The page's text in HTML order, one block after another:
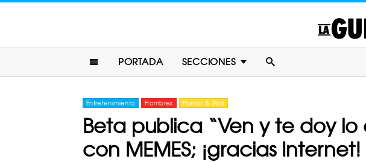
PORTADA SECCIONES
Entretenimiento Hombres Humor & Risa
Beta publica “Ven y te doy
con MEMES; ¡gracias Internet!